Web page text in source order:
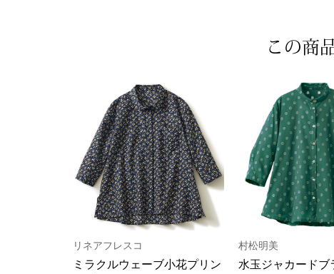
この商
リネアフレスコ
ミラクルウェーブ小花プリン
村松明美
水玉ジャカードブ